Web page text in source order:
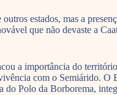
estados, mas a
que não devaste a
a importância do
com o Semiárido. O
do Polo da Borborema,